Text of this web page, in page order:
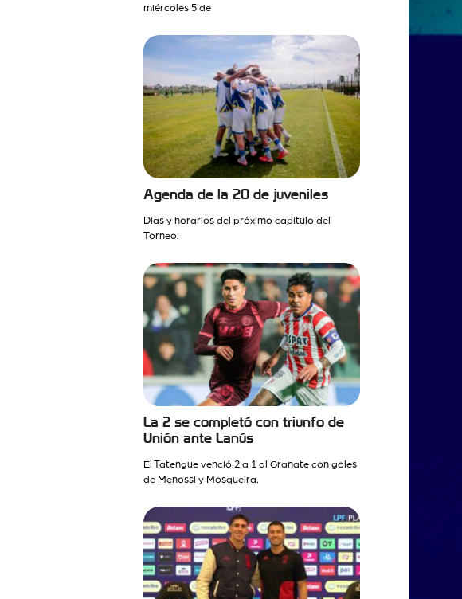
miércoles 5 de
Agenda de la 20 de juveniles
Días y horarios del próximo capítulo del
Torneo.
La 2 se completó con triunfo de
Unión ante Lanús
El Tatengue venció 2 a 1 al Granate con goles
de Menossi y Mosqueira.